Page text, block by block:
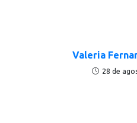
Valeria
28 de